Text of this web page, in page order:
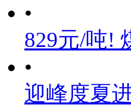
•
829元/吨!
•
迎峰度夏